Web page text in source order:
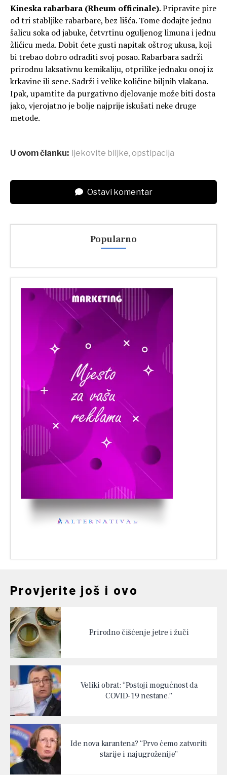
Kineska rabarbara (Rheum officinale). Pripravite pire
od tri stabljike rabarbare, bez lišća. Tome dodajte jednu
šalicu soka od jabuke, četvrtinu oguljenog limuna i jednu
žličicu meda. Dobit ćete gusti napitak oštrog ukusa, koji
bi trebao dobro odraditi svoj posao. Rabarbara sadrži
prirodnu laksativnu kemikaliju, otprilike jednaku onoj iz
krkavine ili sene. Sadrži i velike količine biljnih vlakana.
Ipak, upamtite da purgativno djelovanje može biti dosta
jako, vjerojatno je bolje najprije iskušati neke druge
metode.
U ovom članku: ljekovite biljke, opstipacija
Ostavi komentar
Popularno
Provjerite još i ovo
Prirodno čišćenje jetre i žuči
Veliki obrat: “Postoji mogućnost da
COVID-19 nestane.”
Ide nova karantena? “Prvo ćemo zatvoriti
starije i najugroženije”